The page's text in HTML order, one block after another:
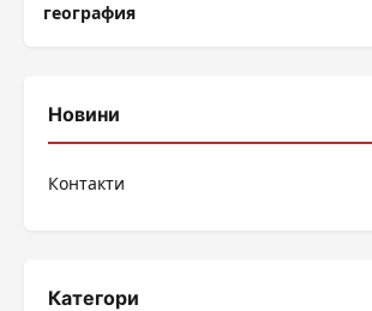
география
Новини
Контакти
Категори